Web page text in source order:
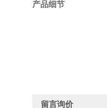
产品细节
留言询价